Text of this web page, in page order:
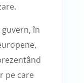
în
pe care